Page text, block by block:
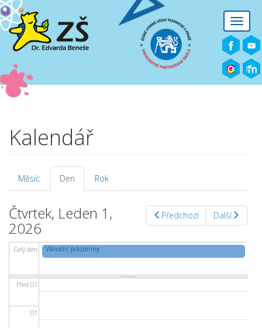
Přejít k hlavnímu obsahu
Toggle
Kalendář
Hlavní záložky
Měsíc Den (aktivní
záložka)
Rok
Předchozí Další
Čtvrtek, Leden 1,
2026
Celý den Vánoční prázdniny
Před 01
01